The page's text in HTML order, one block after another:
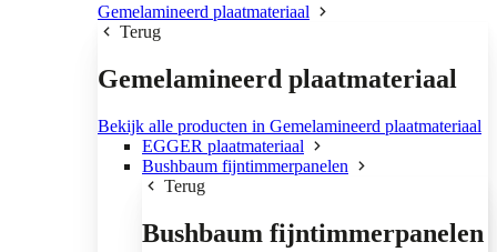
Gemelamineerd plaatmateriaal
Terug
Gemelamineerd plaatmateriaal
Bekijk alle producten in Gemelamineerd plaatmateriaal
EGGER plaatmateriaal
Bushbaum fijntimmerpanelen
Terug
Bushbaum fijntimmerpanelen